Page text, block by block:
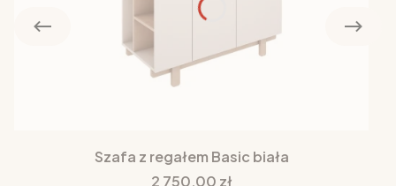
Szafa z regałem Basic biała
Cena
2 750,00 zł